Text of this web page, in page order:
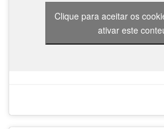
Clique para aceitar os
ativar este